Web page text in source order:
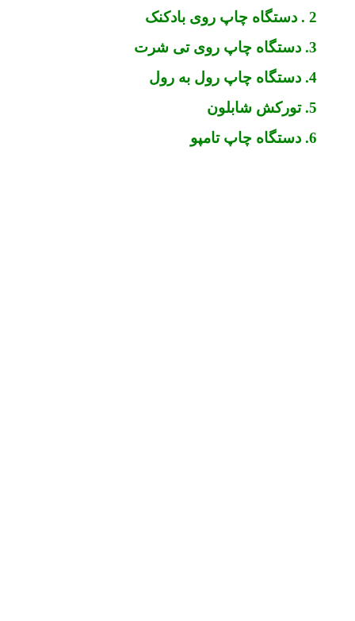
2 . دستگاه چاپ روی بادکنک
3. دستگاه چاپ روی تی شرت
4. دستگاه چاپ رول به رول
5. تورکش شابلون
6. دستگاه چاپ تامپو